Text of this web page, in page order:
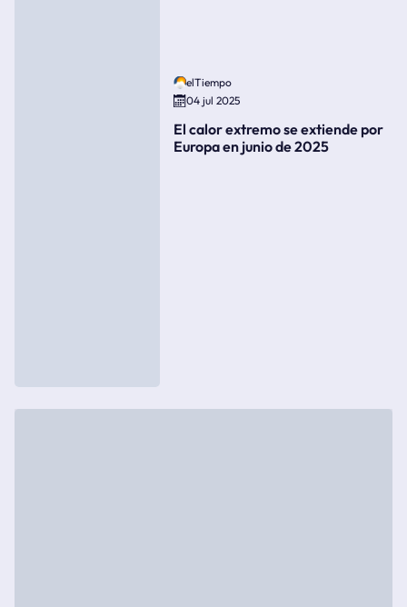
elTiempo
04 jul 2025
El calor extremo se extiende por
Europa en junio de 2025